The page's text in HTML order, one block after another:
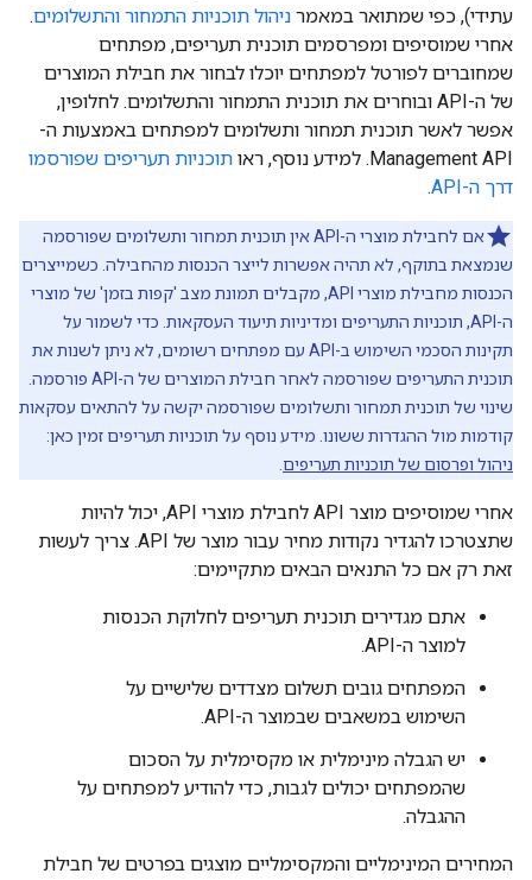
עתידי), כפי שמתואר במאמר ניהול תוכניות התמחור והתשלומים.
אחרי שמוסיפים ומפרסמים תוכנית תעריפים, מפתחים
שמחוברים לפורטל למפתחים יוכלו לבחור את חבילת המוצרים
של ה-API ובוחרים את תוכנית התמחור והתשלומים. לחלופין,
אפשר לאשר תוכנית תמחור ותשלומים למפתחים באמצעות ה-
Management API. למידע נוסף, ראו
תוכניות תעריפים שפורסמו
דרך ה-API
.
אם לחבילת מוצרי ה-API אין תוכנית תמחור ותשלומים שפורסמה
שנמצאת בתוקף, לא תהיה אפשרות לייצר הכנסות מהחבילה. כשמייצרים
הכנסות מחבילת מוצרי API, מקבלים תמונת מצב 'קפות בזמן' של מוצרי
ה-API, תוכניות התעריפים ומדיניות תיעוד העסקאות. כדי לשמור על
תקינות הסכמי השימוש ב-API עם מפתחים רשומים, לא ניתן לשנות את
תוכנית התעריפים שפורסמה לאחר חבילת המוצרים של ה-API פורסמה.
שינוי של תוכנית תמחור ותשלומים שפורסמה יקשה על להתאים עסקאות
קודמות מול ההגדרות ששונו. מידע נוסף על תוכניות תעריפים זמין כאן:
ניהול ופרסום של תוכניות תעריפים
אחרי שמוסיפים מוצר API לחבילת מוצרי API, יכול להיות
שתצטרכו להגדיר נקודות מחיר עבור מוצר של API. צריך לעשות
זאת רק אם כל התנאים הבאים מתקיימים:
אתם מגדירים תוכנית תעריפים לחלוקת הכנסות
למוצר ה-API.
המפתחים גובים תשלום מצדדים שלישיים על
השימוש במשאבים שבמוצר ה-API.
יש הגבלה מינימלית או מקסימלית על הסכום
שהמפתחים יכולים לגבות, כדי להודיע למפתחים על
ההגבלה.
המחירים המינימליים והמקסימליים מוצגים בפרטים של חבילת